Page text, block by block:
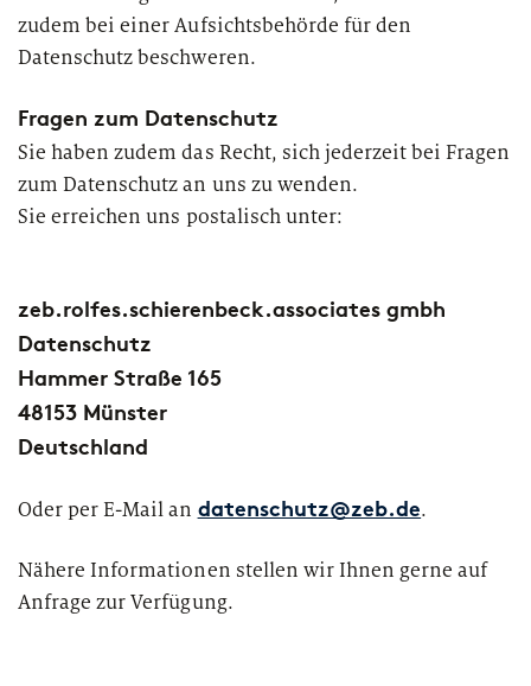
zudem bei einer Aufsichtsbehörde für den
Datenschutz beschweren.
Fragen zum Datenschutz
Sie haben zudem das Recht, sich jederzeit bei Fragen
zum Datenschutz an uns zu wenden.
Sie erreichen uns postalisch unter:
zeb.rolfes.schierenbeck.associates gmbh
Datenschutz
Hammer Straße 165
48153 Münster
Deutschland
Oder per E-Mail an datenschutz@zeb.de.
Nähere Informationen stellen wir Ihnen gerne auf
Anfrage zur Verfügung.